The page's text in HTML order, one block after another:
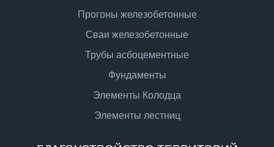
Прогоны железобетонные
Сваи железобетонные
Трубы асбоцементные
Фундаменты
Элементы Колодца
Элементы лестниц